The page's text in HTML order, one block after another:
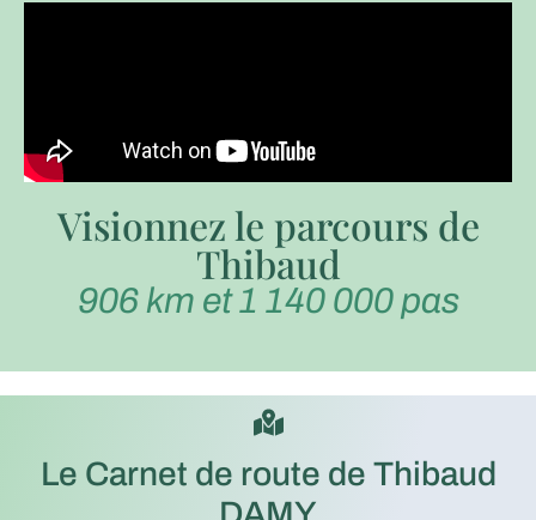
Visionnez le parcours de
Thibaud
906 km et 1 140 000 pas
Le Carnet de route de Thibaud